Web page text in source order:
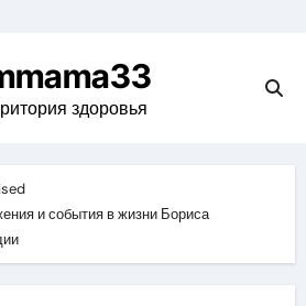
здоровья
и события в жизни Бориса